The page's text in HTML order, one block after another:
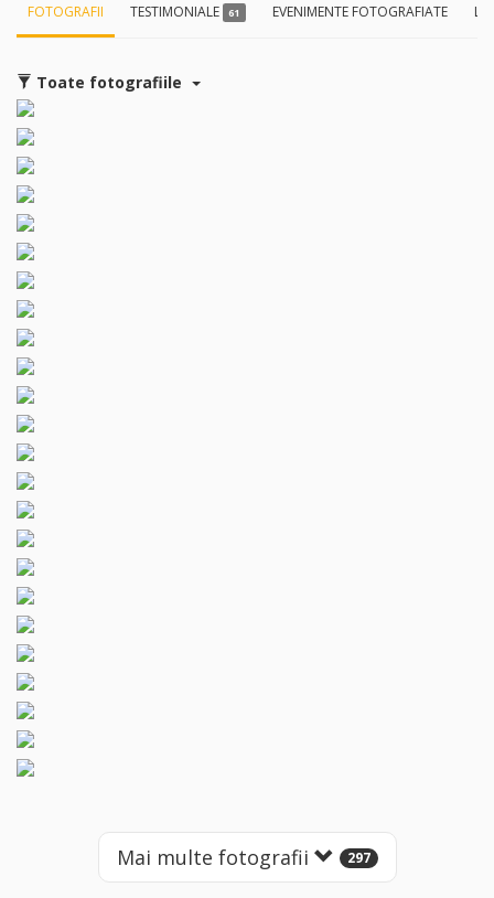
FOTOGRAFII TESTIMONIALE 61 EVENIMENTE FOTOGRAFIATE
Toate fotografiile
Mai multe fotografii 297